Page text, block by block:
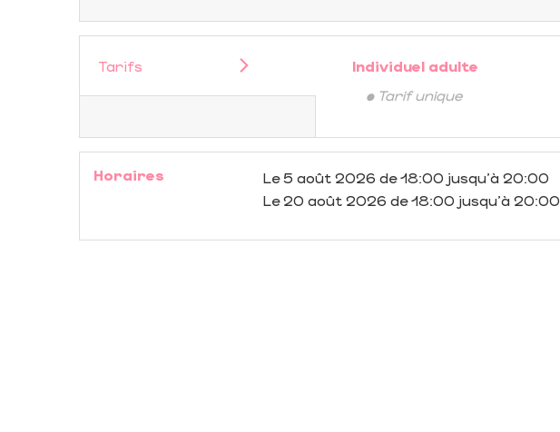
Tarifs Individuel adulte
• Tarif unique
Horaires Le 5 août 2026 de 18:00 jusqu'à 20:00
Le 20 août 2026 de 18:00 jusqu'à 20:00